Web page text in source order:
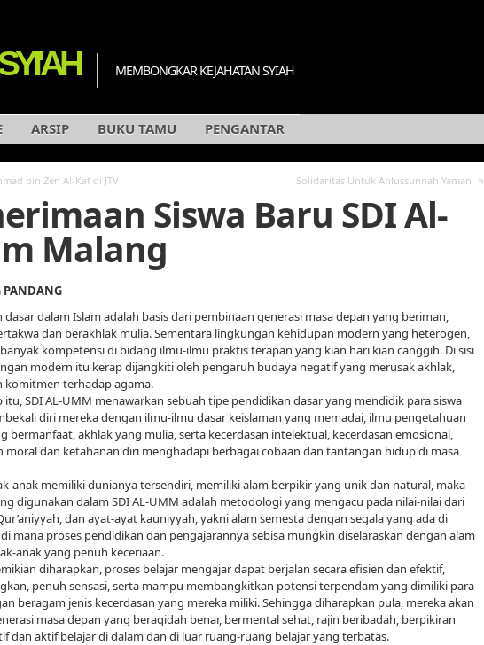
MEMBONGKAR KEJAHATAN SYIAH
ARSIP BUKU TAMU PENGANTAR
bin Zen Al-Kaf di JTV Solidaritas Untuk Ahlussunnah Yaman »
Siswa Baru SDI Al-
Malang
PANDANG
dasar dalam Islam adalah basis dari pembinaan generasi masa depan yang beriman,
dan berakhlak mulia. Sementara lingkungan kehidupan modern yang heterogen,
kompetensi di bidang ilmu-ilmu praktis terapan yang kian hari kian canggih. Di sisi
modern itu kerap dijangkiti oleh pengaruh budaya negatif yang merusak akhlak,
komitmen terhadap agama.
itu, SDI AL-UMM menawarkan sebuah tipe pendidikan dasar yang mendidik para siswa
diri mereka dengan ilmu-ilmu dasar keislaman yang memadai, ilmu pengetahuan
bermanfaat, akhlak yang mulia, serta kecerdasan intelektual, kecerdasan emosional,
moral dan ketahanan diri menghadapi berbagai cobaan dan tantangan hidup di masa
anak memiliki dunianya tersendiri, memiliki alam berpikir yang unik dan natural, maka
digunakan dalam SDI AL-UMM adalah metodologi yang mengacu pada nilai-nilai dari
dan ayat-ayat kauniyyah, yakni alam semesta dengan segala yang ada di
mana proses pendidikan dan pengajarannya sebisa mungkin diselaraskan dengan alam
anak yang penuh keceriaan.
diharapkan, proses belajar mengajar dapat berjalan secara efisien dan efektif,
penuh sensasi, serta mampu membangkitkan potensi terpendam yang dimiliki para
beragam jenis kecerdasan yang mereka miliki. Sehingga diharapkan pula, mereka akan
masa depan yang beraqidah benar, bermental sehat, rajin beribadah, berpikiran
dan aktif belajar di dalam dan di luar ruang-ruang belajar yang terbatas.